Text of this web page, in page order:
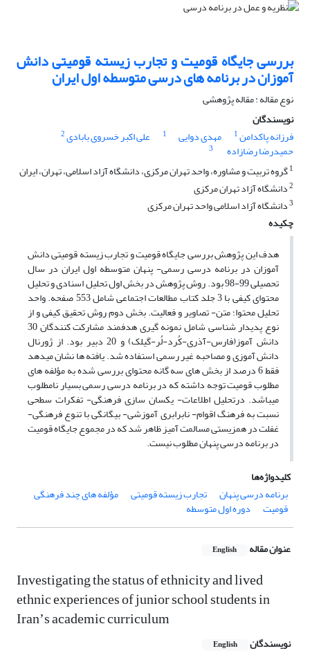
بررسی جایگاه قومیت و تجارب زیسته قومیتی دانش
آموزان در برنامه های درسی متوسطه اول ایران
نوع مقاله : مقاله پژوهشی
نویسندگان
فرزانه پاکدامن1 مهدی دوایی 1 علی اکبر خسروی بابادی2
حمیدرضا رضازاده
3
1گروه تربیت و مشاوره، واحد تهران مرکزی، دانشگاه آزاد اسلامی، تهران، ایران
2دانشگاه آزاد تهران مرکزی
3دانشگاه آزاد اسلامی واحد تهران مرکزی
چکیده
هدف این پژوهش بررسی جایگاه قومیت و تجارب زیسته قومیتی دانش
آموزان در برنامه درسی رسمی- پنهان متوسطه اول ایران در سال
تحصیلی 99-98 بود. روش پژوهش در بخش اول تحلیل اسنادی و تحلیل
محتوای کیفی با 3 جلد کتاب مطالعات اجتماعی شامل 553 صفحه. واحد
تحلیل محتوا؛ متن- تصاویر و فعالیت. بخش دوم روش تحقیق کیفی و از
نوع پدیدار شناسی شامل نمونه گیری هدفمند مشارکت کنندگان 30
دانش آموز(فارس-آذری-کُرد-لُر-گیلک) و 20 دبیر بود. از ژورنال
دانش آموزی و مصاحبه غیر رسمی استفاده شد. یافته ها نشان میدهد
فقط 6 درصد از بخش های سه گانه محتوای بررسی شده به مؤلفه های
مطلوب قومیت توجه داشته که در برنامه درسی رسمی بسیار نامطلوب
میباشد. درتحلیل اطلاعات- یکسان سازی فرهنگی- تفکرات سطحی
نسبت به فرهنگ اقوام- نابرابری آموزشی- بیگانگی با تنوع فرهنگی-
غفلت در همزیستی مسالمت آمیز ظاهر شد که در مجموع جایگاه قومیت
در برنامه درسی پنهان مطلوب نیست.
کلیدواژه‌ها
برنامه درسی پنهان
تجارب زیسته قومیتی مؤلفه های چند فرهنگی
قومیت دوره اول متوسطه
عنوان مقاله English
Investigating the status of ethnicity and lived
ethnic experiences of junior school students in
Iranʼs academic curriculum
نویسندگان English